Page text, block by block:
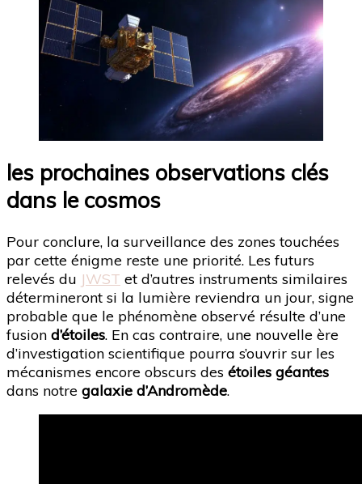
les prochaines observations clés
dans le cosmos
Pour conclure, la surveillance des zones touchées
par cette énigme reste une priorité. Les futurs
relevés du JWST et d’autres instruments similaires
détermineront si la lumière reviendra un jour, signe
probable que le phénomène observé résulte d’une
fusion d’étoiles. En cas contraire, une nouvelle ère
d’investigation scientifique pourra s’ouvrir sur les
mécanismes encore obscurs des étoiles géantes
dans notre galaxie d’Andromède.